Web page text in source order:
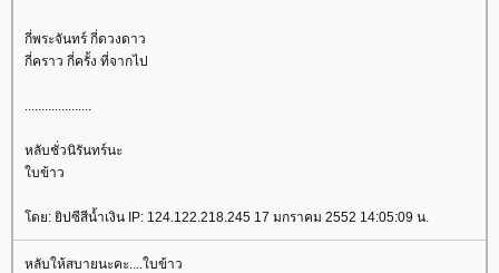
กี่พระจันทร์ กี่ดวงดาว
กี่คราว กี่ครั้ง ที่จากไป
....................
หลับชั่วนิรันทร์นะ
บข้าว
ดย: ยิปซีสีน้ำเงิน IP: 124.122.218.245 17 มกราคม 2552 14:05:09 น.
หลับให้สบายนะคะ....ใบข้าว